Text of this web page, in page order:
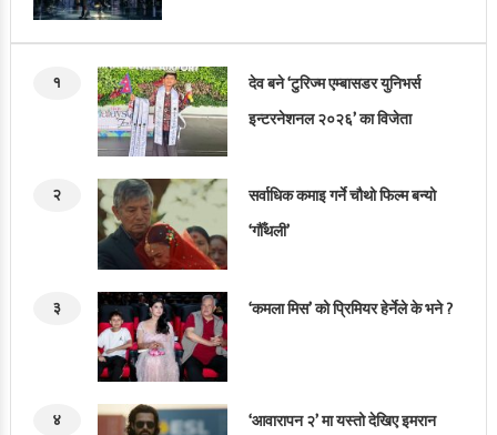
१
देव बने ‘टुरिज्म एम्बासडर युनिभर्स
इन्टरनेशनल २०२६’ का विजेता
२
सर्वाधिक कमाइ गर्ने चौथो फिल्म बन्यो
‘गौँथली’
३ ‘कमला मिस’ को प्रिमियर हेर्नेले के भने ?
४ ‘आवारापन २’ मा यस्तो देखिए इमरान